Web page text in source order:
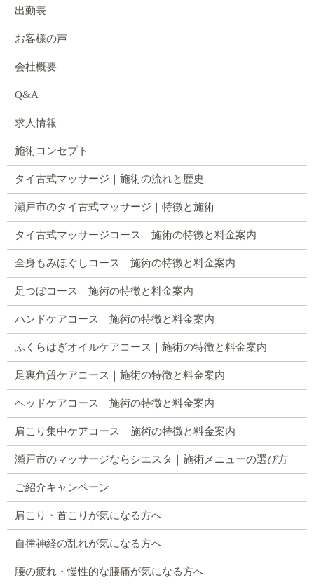
出勤表
お客様の声
会社概要
Q&A
求人情報
施術コンセプト
タイ古式マッサージ｜施術の流れと歴史
瀬戸市のタイ古式マッサージ｜特徴と施術
タイ古式マッサージコース｜施術の特徴と料金案内
全身もみほぐしコース｜施術の特徴と料金案内
足つぼコース｜施術の特徴と料金案内
ハンドケアコース｜施術の特徴と料金案内
ふくらはぎオイルケアコース｜施術の特徴と料金案内
足裏角質ケアコース｜施術の特徴と料金案内
ヘッドケアコース｜施術の特徴と料金案内
肩こり集中ケアコース｜施術の特徴と料金案内
瀬戸市のマッサージならシエスタ｜施術メニューの選び方
ご紹介キャンペーン
肩こり・首こりが気になる方へ
自律神経の乱れが気になる方へ
腰の疲れ・慢性的な腰痛が気になる方へ